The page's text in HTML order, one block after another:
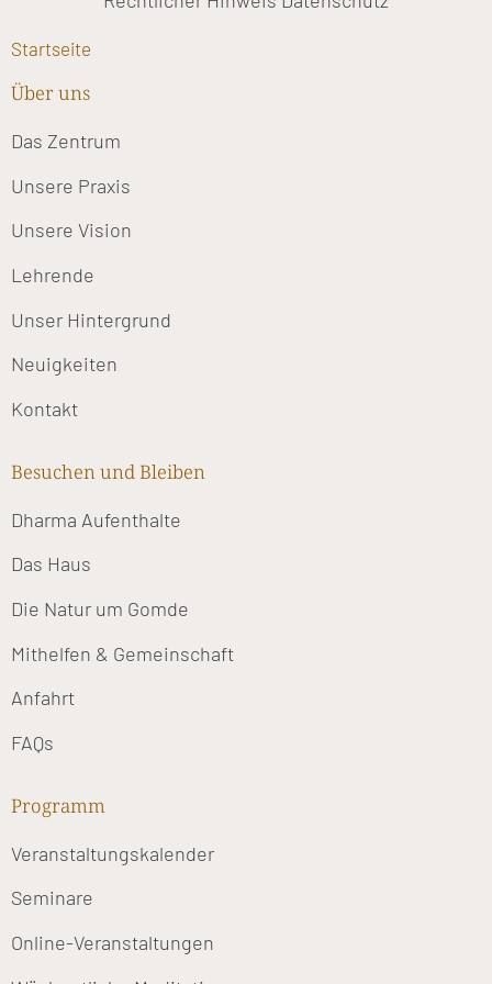
Startseite
Über uns
Das Zentrum
Unsere Praxis
Unsere Vision
Lehrende
Unser Hintergrund
Neuigkeiten
Kontakt
Besuchen und Bleiben
Dharma Aufenthalte
Das Haus
Die Natur um Gomde
Mithelfen & Gemeinschaft
Anfahrt
FAQs
Programm
Veranstaltungskalender
Seminare
Online-Veranstaltungen